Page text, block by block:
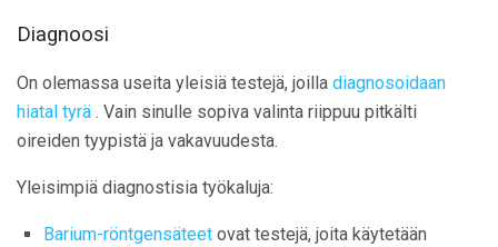
Diagnoosi
On olemassa useita yleisiä testejä, joilla diagnosoidaan
hiatal tyrä . Vain sinulle sopiva valinta riippuu pitkälti
oireiden tyypistä ja vakavuudesta.
Yleisimpiä diagnostisia työkaluja:
Barium-röntgensäteet ovat testejä, joita käytetään